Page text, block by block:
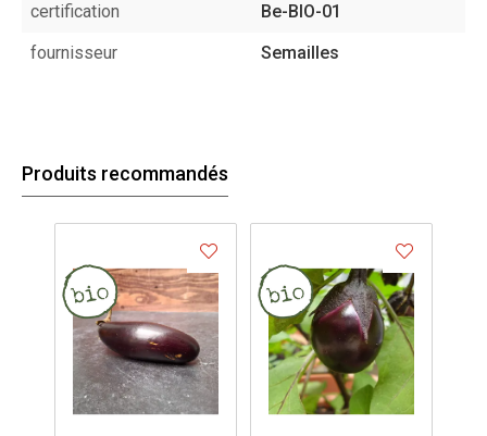
certification
Be-BIO-01
fournisseur
Semailles
Produits recommandés